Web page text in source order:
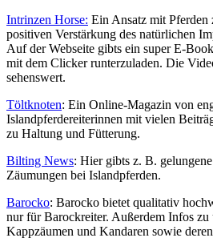
Intrinzen Horse: Ein Ansatz mit Pferden
positiven Verstärkung des natürlichen
Auf der Webseite gibts ein super E-
mit dem Clicker runterzuladen. Die
sehenswert.
Töltknoten: Ein Online-Magazin von
Islandpferdereiterinnen mit vielen
zu Haltung und Fütterung.
Bilting News: Hier gibts z. B.
Zäumungen bei Islandpferden.
Barocko: Barocko bietet qualitativ
nur für Barockreiter. Außerdem Infos zu
Kappzäumen und Kandaren sowie